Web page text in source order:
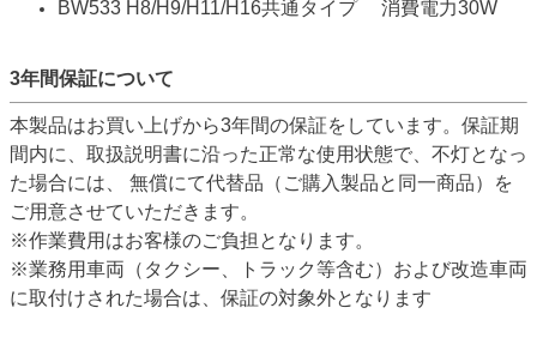
BW533 H8/H9/H11/H16共通タイプ 消費電力30W
3年間保証について
本製品はお買い上げから3年間の保証をしています。保証期
間内に、取扱説明書に沿った正常な使用状態で、不灯となっ
た場合には、 無償にて代替品（ご購入製品と同一商品）を
ご用意させていただきます。
※作業費用はお客様のご負担となります。
※業務用車両（タクシー、トラック等含む）および改造車両
に取付けされた場合は、保証の対象外となります